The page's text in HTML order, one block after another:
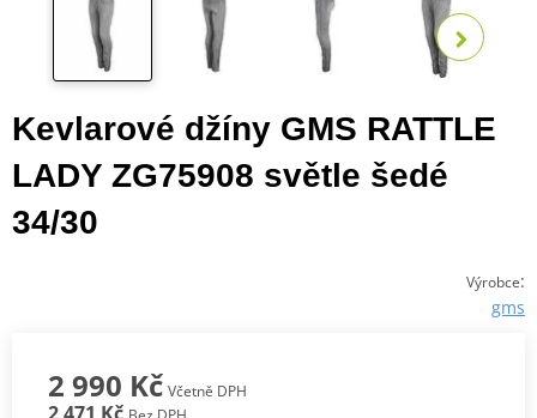
Kevlarové džíny GMS RATTLE
LADY ZG75908 světle šedé
34/30
Výrobce:
gms
2 990 Kč Včetně DPH